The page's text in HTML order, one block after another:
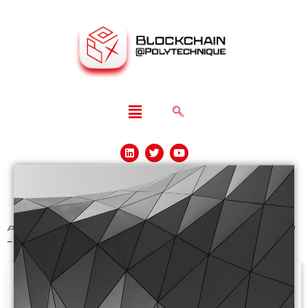
Accueil>Evénements Terminés > Forum CBER
– Harald UHLIG